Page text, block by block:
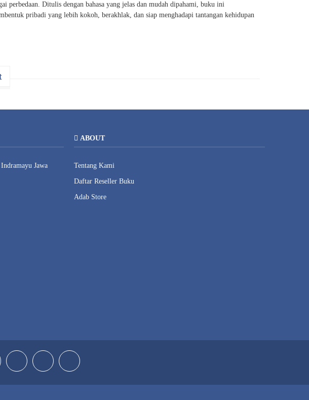
perbedaan. Ditulis dengan bahasa yang jelas dan mudah dipahami, buku ini
pribadi yang lebih kokoh, berakhlak, dan siap menghadapi tantangan kehidupan
Jawa
ABOUT
Tentang Kami
Daftar Reseller Buku
Adab Store